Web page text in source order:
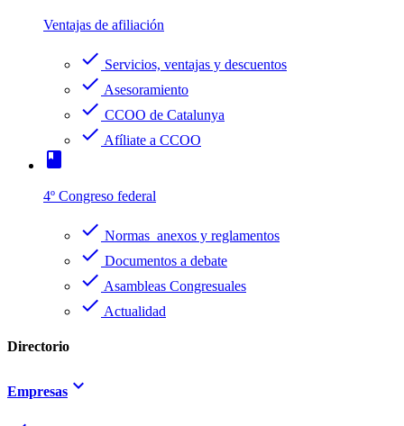
Ventajas de afiliación
check Servicios, ventajas y descuentos
check Asesoramiento
check CCOO de Catalunya
check Afíliate a CCOO
book
4º Congreso federal
check Normas anexos y reglamentos
check Documentos a debate
check Asambleas Congresuales
check Actualidad
Directorio
Empresas keyboard_arrow_down